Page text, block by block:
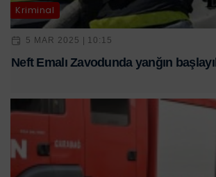
Kriminal
5 MAR 2025 | 10:15
Neft Emalı Zavodunda yanğın